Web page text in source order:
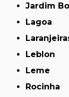
Jardim
Lagoa
Leblon
Leme
Rocinha